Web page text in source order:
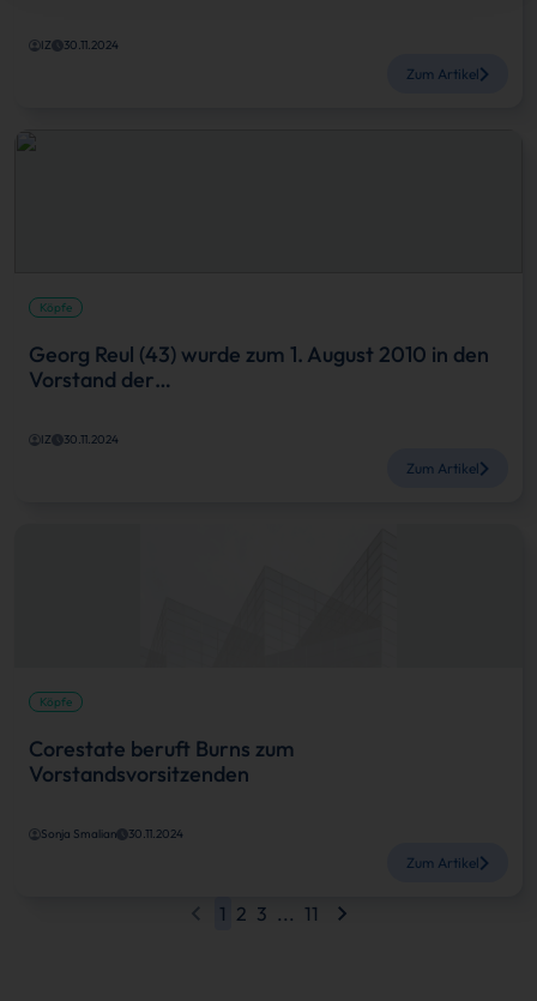
IZ 30.11.2024
Zum Artikel
Köpfe
Georg Reul (43) wurde zum 1. August 2010 in den
Vorstand der…
IZ 30.11.2024
Zum Artikel
Köpfe
Corestate beruft Burns zum
Vorstandsvorsitzenden
Sonja Smalian 30.11.2024
Zum Artikel
1 2 3 ... 11